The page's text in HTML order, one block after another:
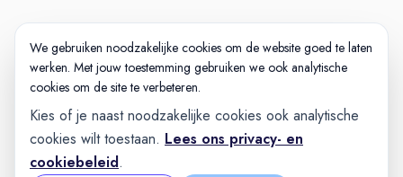
We gebruiken noodzakelijke cookies om de website goed te laten
werken. Met jouw toestemming gebruiken we ook analytische
cookies om de site te verbeteren.
Kies of je naast noodzakelijke cookies ook analytische
cookies wilt toestaan. Lees ons privacy- en
cookiebeleid.